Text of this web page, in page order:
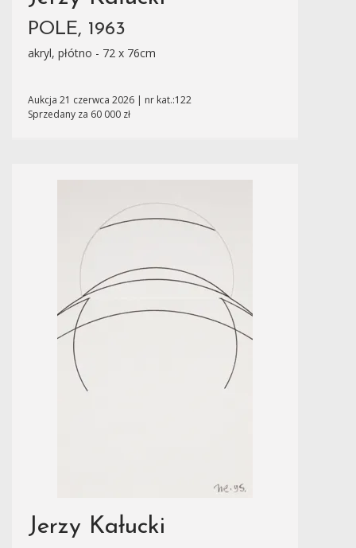
POLE, 1963
akryl, płótno - 72 x 76cm
Aukcja 21 czerwca 2026 | nr kat.:122
Sprzedany za 60 000 zł
Jerzy Kałucki